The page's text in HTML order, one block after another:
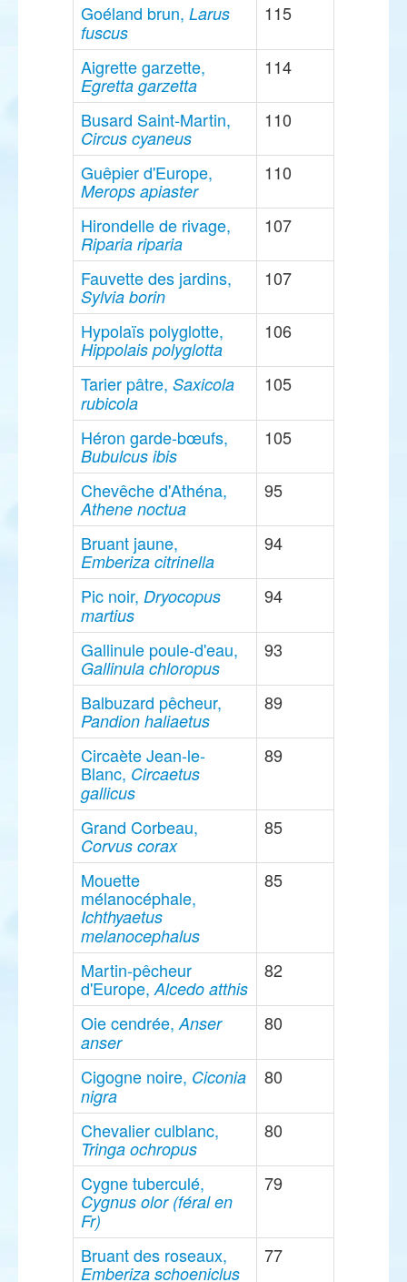
Goéland brun, Larus
fuscus
115
Aigrette garzette,
Egretta garzetta
114
Busard Saint-Martin,
Circus cyaneus
110
Guêpier d'Europe,
Merops apiaster
110
Hirondelle de rivage,
Riparia riparia
107
Fauvette des jardins,
Sylvia borin
107
Hypolaïs polyglotte,
Hippolais polyglotta
106
Tarier pâtre, Saxicola
rubicola
105
Héron garde-bœufs,
Bubulcus ibis
105
Chevêche d'Athéna,
Athene noctua
95
Bruant jaune,
Emberiza citrinella
94
Pic noir, Dryocopus
martius
94
Gallinule poule-d'eau,
Gallinula chloropus
93
Balbuzard pêcheur,
Pandion haliaetus
89
Circaète Jean-le-
Blanc, Circaetus
gallicus
89
Grand Corbeau,
Corvus corax
85
Mouette
mélanocéphale,
Ichthyaetus
melanocephalus
85
Martin-pêcheur
d'Europe,Alcedo atthis
82
Oie cendrée,Anser
anser
80
Cigogne noire, Ciconia
nigra
80
Chevalier culblanc,
Tringa ochropus
80
Cygne tuberculé,
Cygnus olor (féral en
Fr)
79
Bruant des roseaux,
Emberiza schoeniclus
77